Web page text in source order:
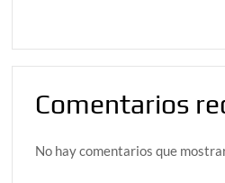
Comentarios
No hay comentarios que